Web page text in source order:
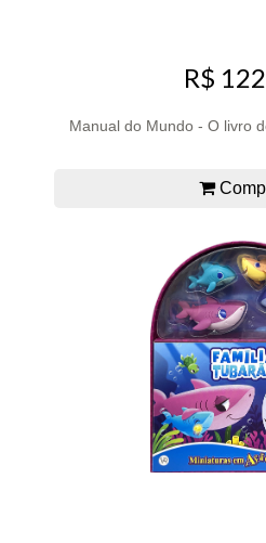
R$
Manual do Mundo - O livro